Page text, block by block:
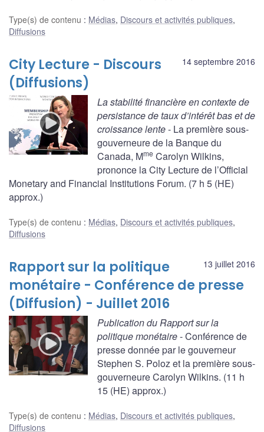
Type(s) de contenu : Médias, Discours et activités publiques,
Diffusions
14 septembre 2016
City Lecture - Discours
(Diffusions)
La stabilité financière en contexte de
persistance de taux d’intérêt bas et de
croissance lente- La première sous-
gouverneure de la Banque du
Canada, Mme Carolyn Wilkins,
prononce la City Lecture de l’Official
Monetary and Financial Institutions Forum. (7 h 5 (HE)
approx.)
Type(s) de contenu : Médias, Discours et activités publiques,
Diffusions
13 juillet 2016
Rapport sur la politique
monétaire - Conférence de presse
(Diffusion) - Juillet 2016
Publication du Rapport sur la
politique monétaire- Conférence de
presse donnée par le gouverneur
Stephen S. Poloz et la première sous-
gouverneure Carolyn Wilkins. (11 h
15 (HE) approx.)
Type(s) de contenu : Médias, Discours et activités publiques,
Diffusions